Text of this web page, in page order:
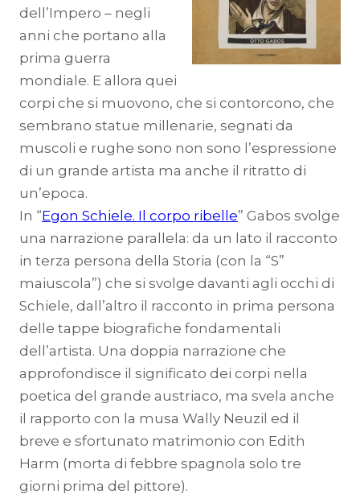
dell’Impero – negli
anni che portano alla
prima guerra
mondiale. E allora quei
corpi che si muovono, che si contorcono, che
sembrano statue millenarie, segnati da
muscoli e rughe sono non sono l’espressione
di un grande artista ma anche il ritratto di
un’epoca.
In “Egon Schiele. Il corpo ribelle” Gabos svolge
una narrazione parallela: da un lato il racconto
in terza persona della Storia (con la “S”
maiuscola”) che si svolge davanti agli occhi di
Schiele, dall’altro il racconto in prima persona
delle tappe biografiche fondamentali
dell’artista. Una doppia narrazione che
approfondisce il significato dei corpi nella
poetica del grande austriaco, ma svela anche
il rapporto con la musa Wally Neuzil ed il
breve e sfortunato matrimonio con Edith
Harm (morta di febbre spagnola solo tre
giorni prima del pittore).